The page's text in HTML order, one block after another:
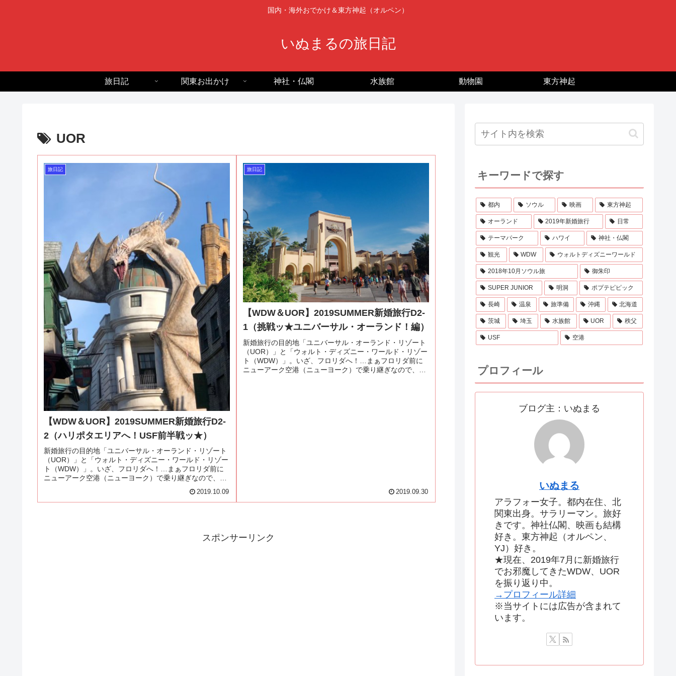
国内・海外おでかけ＆東方神起（オルペン）
いぬまるの旅日記
旅日記 関東お出かけ 神社・仏閣 水族館 動物園 東方神起
UOR
旅日記
【WDW＆UOR】2019SUMMER新婚旅行D2-
2（ハリポタエリアへ！USF前半戦ッ★）
新婚旅行の目的地「ユニバーサル・オーランド・リゾート
（UOR）」と「ウォルト・ディズニー・ワールド・リゾー
ト（WDW）」。いざ、フロリダへ！…まぁフロリダ前に
ニューアーク空港（ニューヨーク）で乗り継ぎなので、ま
2019.10.09
旅日記
【WDW＆UOR】2019SUMMER新婚旅行D2-
1（挑戦ッ★ユニバーサル・オーランド！編）
新婚旅行の目的地「ユニバーサル・オーランド・リゾート
（UOR）」と「ウォルト・ディズニー・ワールド・リゾー
ト（WDW）」。いざ、フロリダへ！…まぁフロリダ前に
ニューアーク空港（ニューヨーク）で乗り継ぎなので、ま
2019.09.30
スポンサーリンク
キーワードで探す
都内 ソウル 映画 東方神起
オーランド 2019年新婚旅行 日常
テーマパーク ハワイ 神社・仏閣
観光 WDW ウォルトディズニーワールド
2018年10月ソウル旅 御朱印
SUPER JUNIOR 明洞 ポプテピピック
長崎 温泉 旅準備 沖縄 北海道
茨城 埼玉 水族館 UOR 秩父
USF 空港
プロフィール
ブログ主：いぬまる
いぬまる
アラフォー女子。都内在住、北
関東出身。サラリーマン。旅好
きです。神社仏閣、映画も結構
好き。東方神起（オルペン、
YJ）好き。
★現在、2019年7月に新婚旅行
でお邪魔してきたWDW、UOR
を振り返り中。
→プロフィール詳細
※当サイトには広告が含まれて
います。